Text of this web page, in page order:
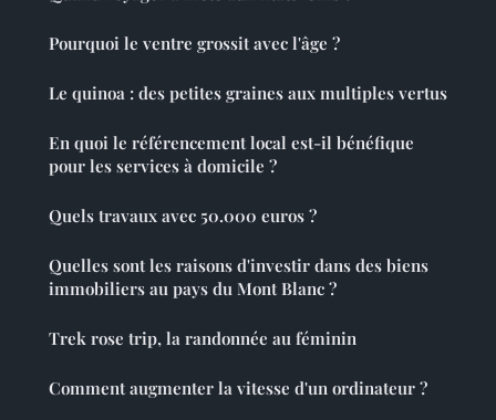
Pourquoi le ventre grossit avec l'âge ?
Le quinoa : des petites graines aux multiples vertus
En quoi le référencement local est-il bénéfique
pour les services à domicile ?
Quels travaux avec 50.000 euros ?
Quelles sont les raisons d'investir dans des biens
immobiliers au pays du Mont Blanc ?
Trek rose trip, la randonnée au féminin
Comment augmenter la vitesse d'un ordinateur ?